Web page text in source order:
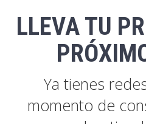
LLEVA TU
Ya tienes
momento de